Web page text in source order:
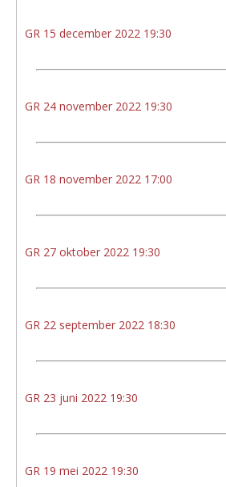
GR 15 december 2022 19:30
GR 24 november 2022 19:30
GR 18 november 2022 17:00
GR 27 oktober 2022 19:30
GR 22 september 2022 18:30
GR 23 juni 2022 19:30
GR 19 mei 2022 19:30